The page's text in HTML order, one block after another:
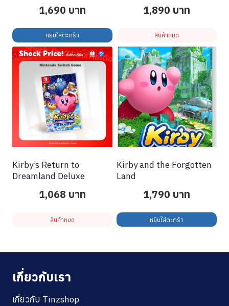
1,690 บาท
หยิบใส่ตะกร้า
1,890 บาท
สินค้าหมด
Kirby’s Return to
Dreamland Deluxe
1,068 บาท
สินค้าหมด
Kirby and the Forgotten
Land
1,790 บาท
หยิบใส่ตะกร้า
เกี่ยวกับเรา
เกี่ยวกับ Tinzshop